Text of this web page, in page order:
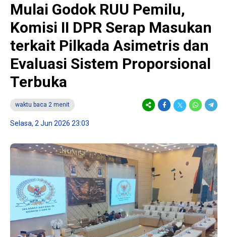
Mulai Godok RUU Pemilu,
Komisi II DPR Serap Masukan
terkait Pilkada Asimetris dan
Evaluasi Sistem Proporsional
Terbuka
waktu baca 2 menit
Selasa, 2 Jun 2026 23:03
10 bulan lalu
KPU Batalkan
Keputusan Dokumen
Capres-Cawapres
Dirahasiakan